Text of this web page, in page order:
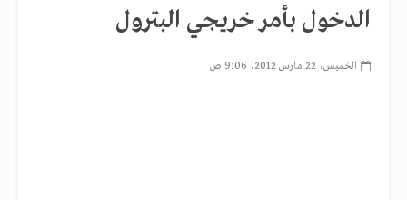
الدخول بأمر خريجي البترول
الخميس، 22 مارس 2012، 9:06 ص